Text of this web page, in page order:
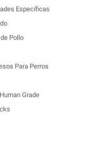
Específicas
Pollo
Para Perros
Grade